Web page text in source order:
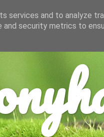
services and to analyze
security metrics to